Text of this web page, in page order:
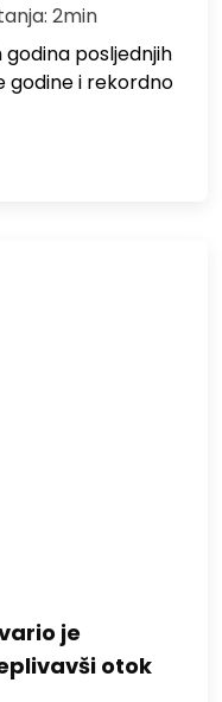
2min
godina posljednjih
godine i rekordno
je
otok